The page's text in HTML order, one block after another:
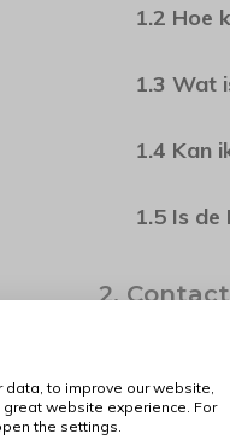
1.2 Hoe
1.3 Wat
1.4 Kan
1.5 Is de
2. Contact
2.1
to improve our website,
website experience. For
the settings.